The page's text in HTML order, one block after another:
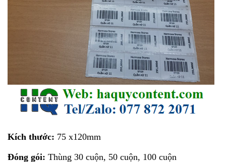
Kích thước: 75 x120mm
Đóng gói: Thùng 30 cuộn, 50 cuộn, 100 cuộn